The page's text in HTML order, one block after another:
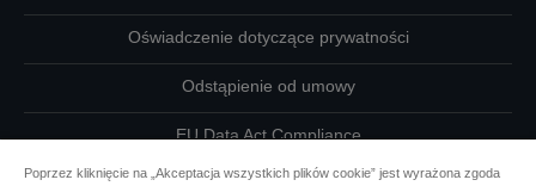
Oświadczenie dotyczące prywatności
Odstąpienie od umowy
EU Data Act Compliance
Poprzez kliknięcie na „Akceptacja wszystkich plików cookie” jest wyrażona zgoda